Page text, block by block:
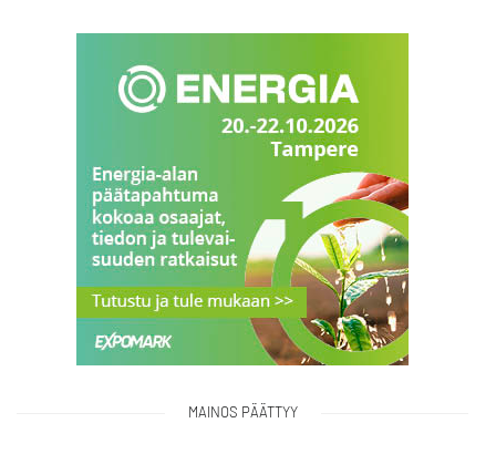
MAINOS PÄÄTTYY